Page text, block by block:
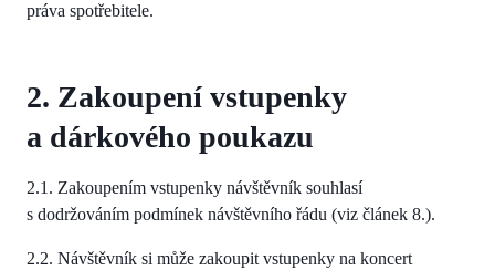
práva spotřebitele.
2. Zakoupení vstupenky
a dárkového poukazu
2.1. Zakoupením vstupenky návštěvník souhlasí
s dodržováním podmínek návštěvního řádu (viz článek 8.).
2.2. Návštěvník si může zakoupit vstupenky na koncert